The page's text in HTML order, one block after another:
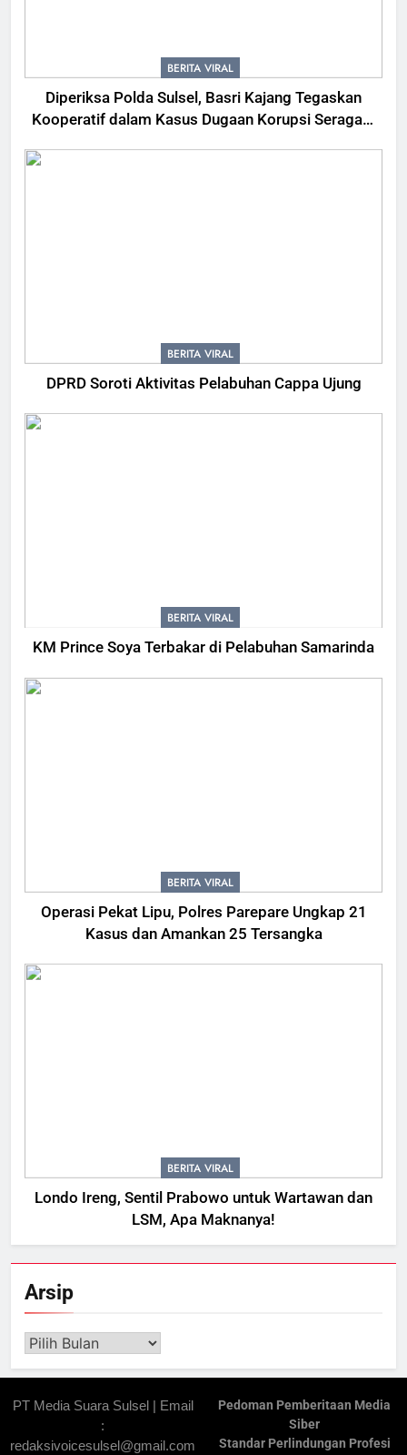
BERITA VIRAL
Diperiksa Polda Sulsel, Basri Kajang Tegaskan
Kooperatif dalam Kasus Dugaan Korupsi Seragam
BERITA VIRAL
DPRD Soroti Aktivitas Pelabuhan Cappa Ujung
BERITA VIRAL
KM Prince Soya Terbakar di Pelabuhan Samarinda
BERITA VIRAL
Operasi Pekat Lipu, Polres Parepare Ungkap 21
Kasus dan Amankan 25 Tersangka
BERITA VIRAL
Londo Ireng, Sentil Prabowo untuk Wartawan dan
LSM, Apa Maknanya!
Arsip
Arsip
PT Media Suara Sulsel | Email
:
redaksivoicesulsel@gmail.com
Pedoman Pemberitaan Media
Siber
Standar Perlindungan Profesi